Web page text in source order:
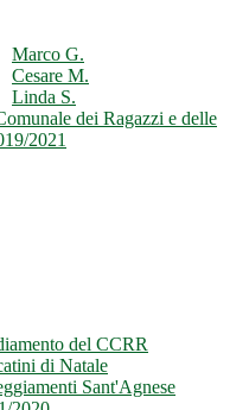
Marco G.
Cesare M.
Linda S.
dei Ragazzi e delle
2021
del CCRR
di Natale
Sant'Agnese